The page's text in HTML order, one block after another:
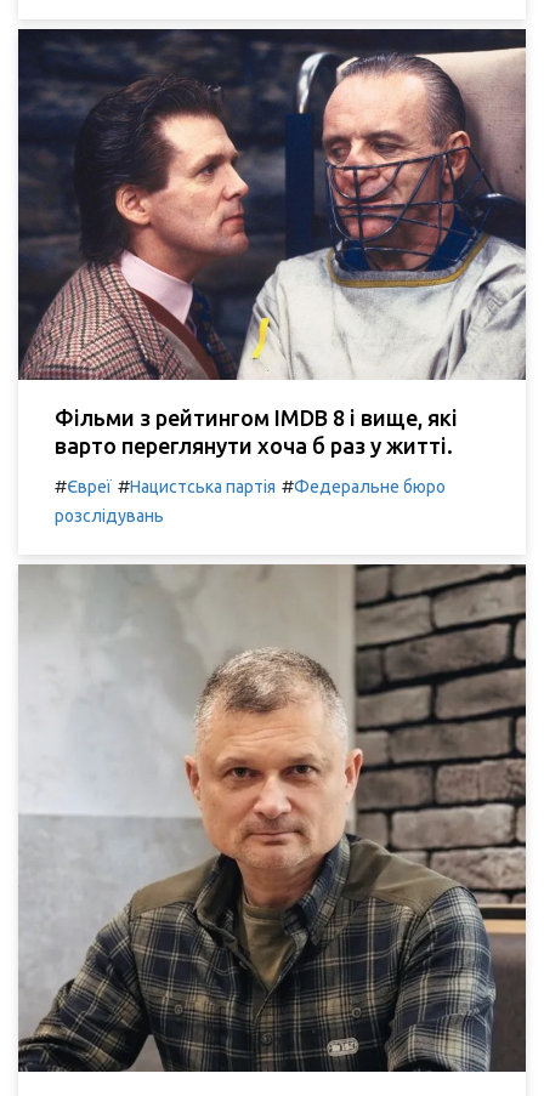
Фільми з рейтингом IMDB 8 і вище, які
варто переглянути хоча б раз у житті.
#Євреї #Нацистська партія #Федеральне бюро
розслідувань